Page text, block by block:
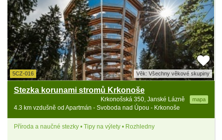
5CZ-016 Věk: Všechny věkové skupiny
Stezka korunami stromů Krkonoše
Krkonošská 350, Janské Lázně mapa
4.3 km vzdušně od Apartmán - Svoboda nad Úpou - Krkonoše
Příroda a naučné stezky • Tipy na výlety • Rozhledny